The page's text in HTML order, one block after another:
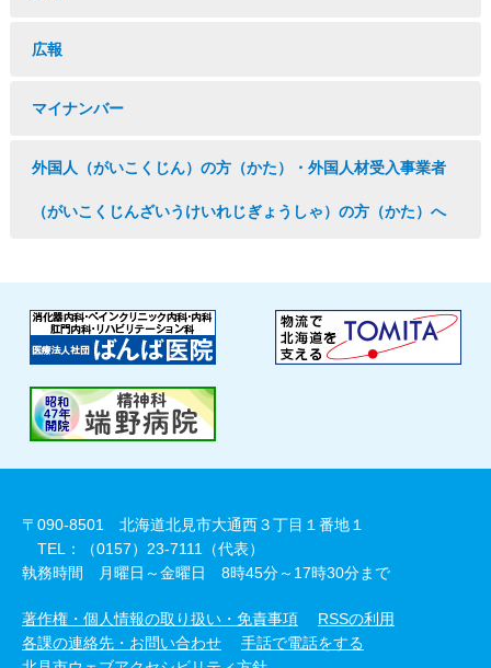
広報
マイナンバー
外国人（がいこくじん）の方（かた）・外国人材受入事業者
（がいこくじんざいうけいれじぎょうしゃ）の方（かた）へ
〒090-8501 北海道北見市大通西３丁目１番地１
TEL：（0157）23-7111（代表）
執務時間 月曜日～金曜日 8時45分～17時30分まで
著作権・個人情報の取り扱い・免責事項
RSSの利用
各課の連絡先・お問い合わせ
手話で電話をする